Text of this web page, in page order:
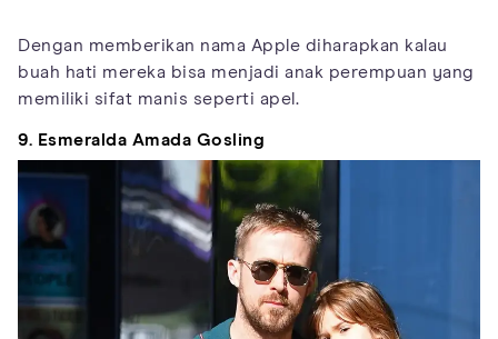
Dengan memberikan nama Apple diharapkan kalau
buah hati mereka bisa menjadi anak perempuan yang
memiliki sifat manis seperti apel.
9. Esmeralda Amada Gosling